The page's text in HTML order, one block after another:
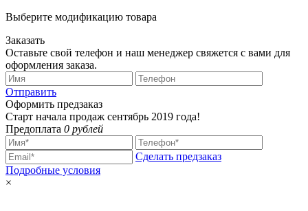
Выберите модификацию товара
Заказать
Оставьте свой телефон и наш менеджер свяжется с вами для
оформления заказа.
Отправить
Оформить предзаказ
Старт начала продаж сентябрь 2019 года!
Предоплата 0 рублей
Сделать предзаказ
Подробные условия
×